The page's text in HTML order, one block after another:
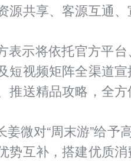
源共享、客源互通
表示将依托官方平
短视频矩阵全渠道
推送精品攻略，全
微对“周末游”给予
势互补，搭建优质